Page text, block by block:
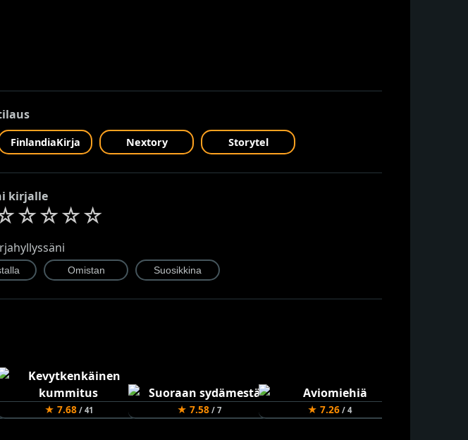
FinlandiaKirja Nextory Storytel
kirjalle
☆☆☆☆
★ 7.68/ 41 ★ 7.58/ 7 ★ 7.26/ 4